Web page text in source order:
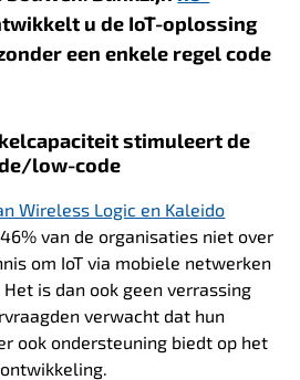
u de IoT-oplossing
een enkele regel code
stimuleert de
low-code
Wireless Logic en Kaleido
van de organisaties niet over
om IoT via mobiele netwerken
is dan ook geen verrassing
verwacht dat hun
ook ondersteuning biedt op het